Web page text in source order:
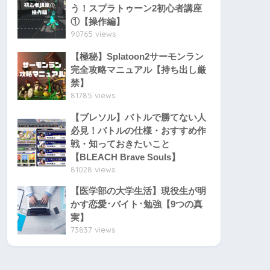
う！スプラトゥーン2初心者講座
①【操作編】
90765 views
【極秘】Splatoon2サーモンラン
完全攻略マニュアル【持ち出し厳
禁】
81785 views
【ブレソル】バトルで勝てない人
必見！バトルの仕様・おすすめ作
戦・知っておきたいこと
【BLEACH Brave Souls】
81028 views
【医学部の大学生活】現役生が明
かす恋愛･バイト･勉強【9つの真
実】
73837 views